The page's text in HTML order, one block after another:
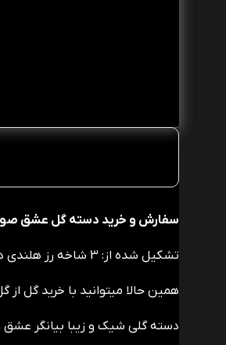
سفارش و خرید دسته گل عشق
تشکیل شده از: 3 شاخه رز هلندی درجه یک و…
همین حالا میتوانید با خرید گل از
دسته گلی شیک و زیبا بیانگر عشق